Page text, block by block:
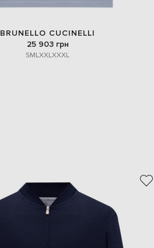
BRUNELLO CUCINELLI
25 903 грн
SMLXXLXXXL